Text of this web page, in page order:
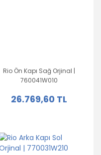
Rio Ön Kapı Sağ Orjinal |
760041W010
26.769,60 TL